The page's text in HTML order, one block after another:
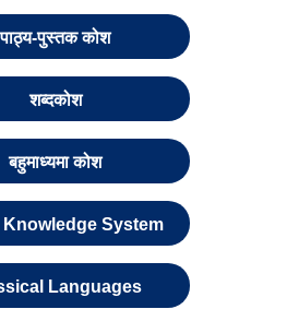
पाठ्य-पुस्तक कोश
शब्दकोश
बहुमाध्यमा कोश
Knowledge System
Languages